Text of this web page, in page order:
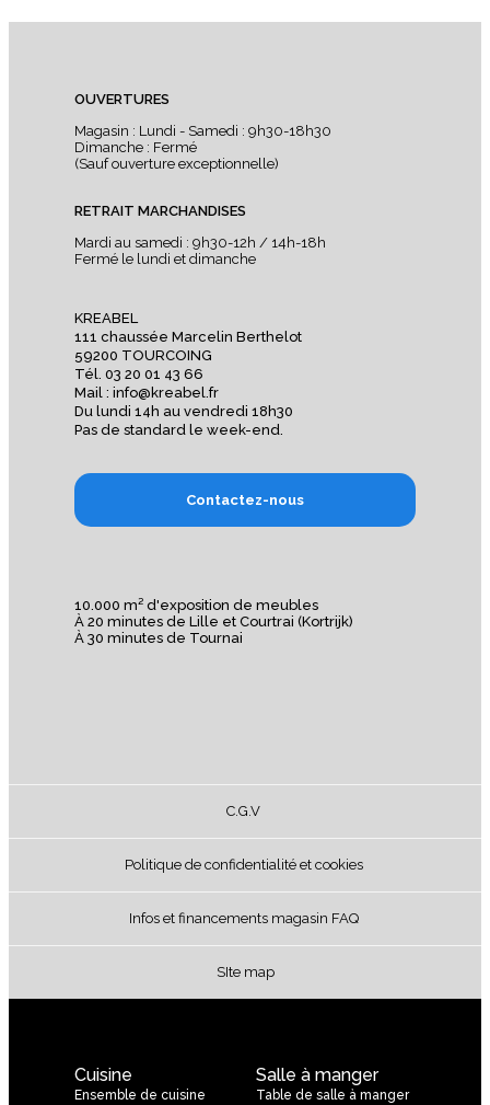
OUVERTURES
Magasin : Lundi - Samedi : 9h30-18h30
Dimanche : Fermé
(Sauf ouverture exceptionnelle)
RETRAIT MARCHANDISES
Mardi au samedi : 9h30-12h / 14h-18h
Fermé le lundi et dimanche
KREABEL
111 chaussée Marcelin Berthelot
59200 TOURCOING
Tél. 03 20 01 43 66
Mail : info@kreabel.fr
Du lundi 14h au vendredi 18h30
Pas de standard le week-end.
Contactez-nous
10.000 m² d'exposition de meubles
À 20 minutes de Lille et Courtrai (Kortrijk)
À 30 minutes de Tournai
C.G.V
Politique de confidentialité et cookies
Infos et financements magasin FAQ
SIte map
Cuisine
Ensemble de cuisine
Salle à manger
Table de salle à manger